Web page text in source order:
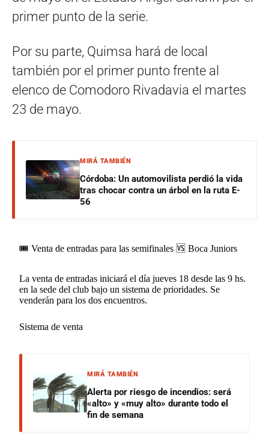
primer punto de la serie.
Por su parte, Quimsa hará de local
también por el primer punto frente al
elenco de Comodoro Rivadavia el martes
23 de mayo.
MIRÁ TAMBIÉN
Córdoba: Un automovilista perdió la vida
tras chocar contra un árbol en la ruta E-
56
🎟️ Venta de entradas para las semifinales 🆚 Boca Juniors
La venta de entradas iniciará el día jueves 18 desde las 9 hs.
en la sede del club bajo un sistema de prioridades. Se
venderán para los dos encuentros.
Sistema de venta
MIRÁ TAMBIÉN
Alerta por riesgo de incendios: será
«alto» y «muy alto» durante todo el
fin de semana